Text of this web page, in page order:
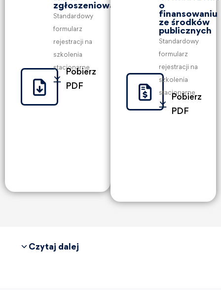
zgłoszeniowa
Standardowy
formularz
rejestracji na
szkolenia
stacjonarne
Pobierz
PDF
o
finansowaniu
ze środków
publicznych
Standardowy
formularz
rejestracji na
szkolenia
stacjonarne
Pobierz
PDF
Czytaj dalej